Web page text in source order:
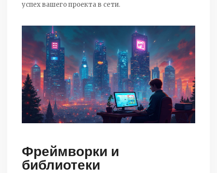
успех вашего проекта в сети.
Фреймворки и
библиотеки